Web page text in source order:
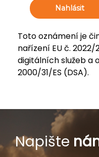
Nahlásit
Toto oznámení je
nařízení EU č.
digitálních služeb a
2000/31/ES (DSA).
Napište